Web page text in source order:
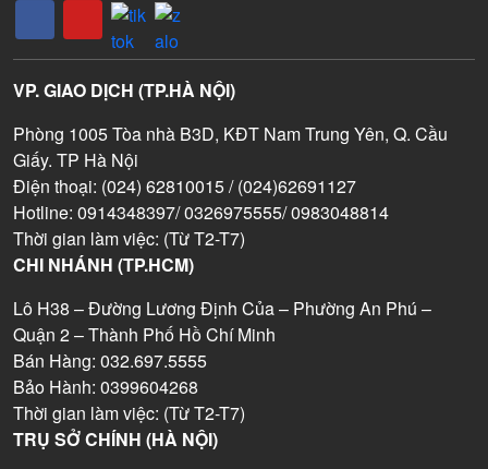
VP. GIAO DỊCH (TP.HÀ NỘI)
Phòng 1005 Tòa nhà B3D, KĐT Nam Trung Yên, Q. Cầu
Giấy. TP Hà Nội
Điện thoại: (024) 62810015 / (024)62691127
Hotline: 0914348397/ 0326975555/ 0983048814
Thời gian làm việc: (Từ T2-T7)
CHI NHÁNH (TP.HCM)
Lô H38 – Đường Lương Định Của – Phường An Phú –
Quận 2 – Thành Phố Hồ Chí Minh
Bán Hàng: 032.697.5555
Bảo Hành: 0399604268
Thời gian làm việc: (Từ T2-T7)
TRỤ SỞ CHÍNH (HÀ NỘI)